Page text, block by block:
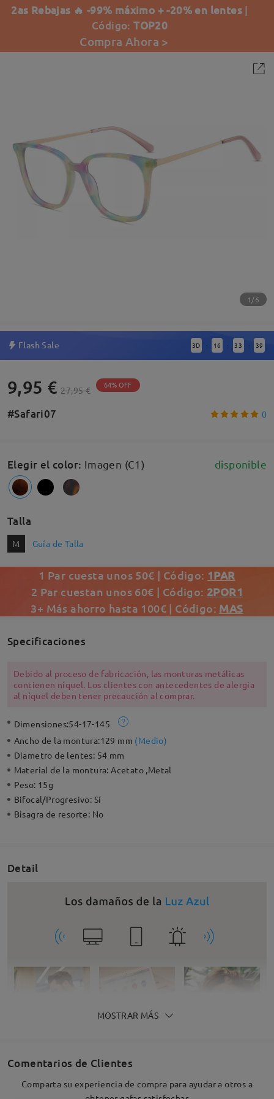
2as Rebajas 🔥 -99% máximo + -20% en lentes |
Código:TOP20
Compra Ahora >
1/6
Flash Sale 3D : 16 : 33 : 38
9,95 € 27,95 € 64% OFF
#Safari07 0
Elegir el color: Imagen (C1) disponible
Talla
M Guía de Talla
1 Par cuesta unos 50€ | Código: 1PAR
2 Par cuestan unos 60€ | Código: 2POR1
3+ Más ahorro hasta 100€ | Código: MAS
Specificaciones
Debido al proceso de fabricación, las monturas metálicas
contienen níquel. Los clientes con antecedentes de alergia
al níquel deben tener precaución al comprar.
Dimensiones:54-17-145
Ancho de la montura:129 mm (Medio)
Diametro de lentes: 54 mm
Material de la montura:Acetato ,Metal
Peso: 15g
Bifocal/Progresivo: Sí
Bisagra de resorte: No
Detail
MOSTRAR MÁS
Comentarios de Clientes
Comparta su experiencia de compra para ayudar a otros a